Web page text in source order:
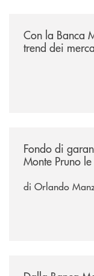
Con la Banca
trend dei
Fondo di
Monte Pruno
di Orlando